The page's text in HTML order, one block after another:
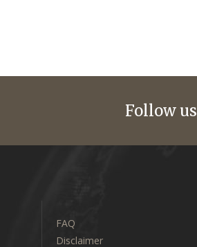
Follow us
FAQ
Disclaimer